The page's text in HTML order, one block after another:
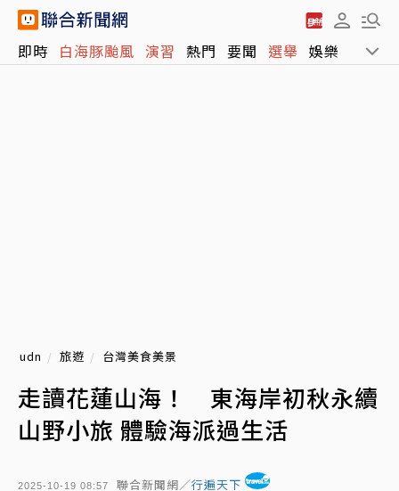
即時 白海豚颱風 演習 熱門 要聞 選舉 娛樂 運動
udn 旅遊 台灣美食美景
走讀花蓮山海！ 東海岸初秋永續
山野小旅 體驗海派過生活
2025-10-19 08:57 聯合新聞網／行遍天下